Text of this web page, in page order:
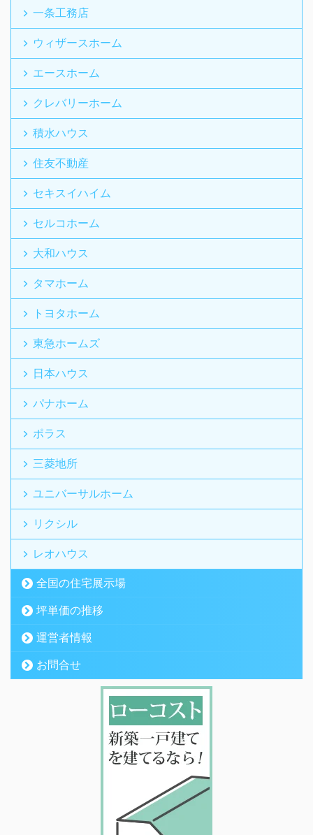
一条工務店
ウィザースホーム
エースホーム
クレバリーホーム
積水ハウス
住友不動産
セキスイハイム
セルコホーム
大和ハウス
タマホーム
トヨタホーム
東急ホームズ
日本ハウス
パナホーム
ポラス
三菱地所
ユニバーサルホーム
リクシル
レオハウス
全国の住宅展示場
坪単価の推移
運営者情報
お問合せ